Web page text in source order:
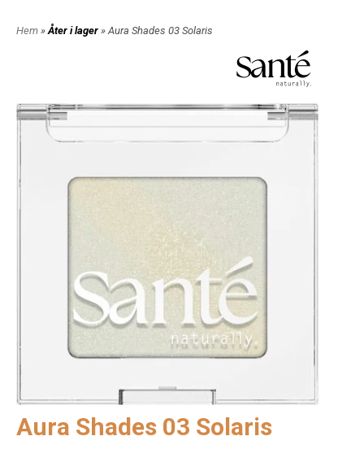
Hem » Åter i lager » Aura Shades 03 Solaris
Aura Shades 03 Solaris